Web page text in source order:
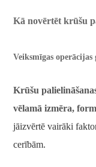
Kā novērtēt krūšu
Veiksmīgas
Krūšu
vēlamā izmēra,
jāizvērtē vairāki
cerībām.